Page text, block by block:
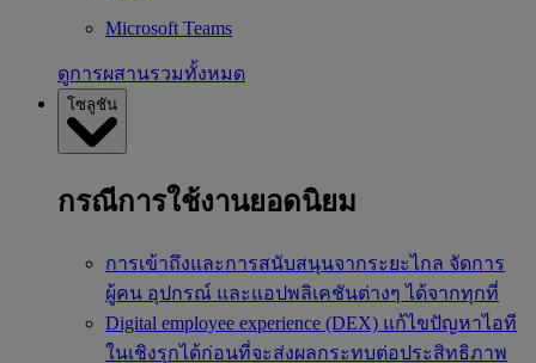
Microsoft Teams
ดูการผสานรวมทั้งหมด
โซลูชัน
กรณีการใช้งานยอดนิยม
การเข้าถึงและการสนับสนุนจากระยะไกล จัดการ
ผู้คน อุปกรณ์ และแอปพลิเคชันต่างๆ ได้จากทุกที่
Digital employee experience (DEX) แก้ไขปัญหาไอที
ในเชิงรุกได้ก่อนที่จะส่งผลกระทบต่อประสิทธิภาพ